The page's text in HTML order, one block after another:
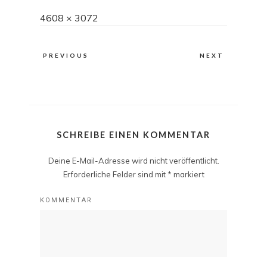
Full
4608 × 3072
PREVIOUS NEXT
SCHREIBE EINEN KOMMENTAR
Deine E-Mail-Adresse wird nicht veröffentlicht.
Erforderliche Felder sind mit * markiert
KOMMENTAR